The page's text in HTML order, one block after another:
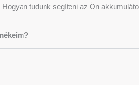
Hogyan tudunk segíteni az Ön